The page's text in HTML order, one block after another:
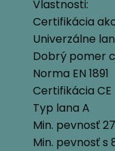
Vlastnosti:
Certifikácia
Univerzálne
Dobrý pomer
Norma EN 1891
Certifikácia CE
Typ lana A
Min. pevnosť
Min. pevnosť s